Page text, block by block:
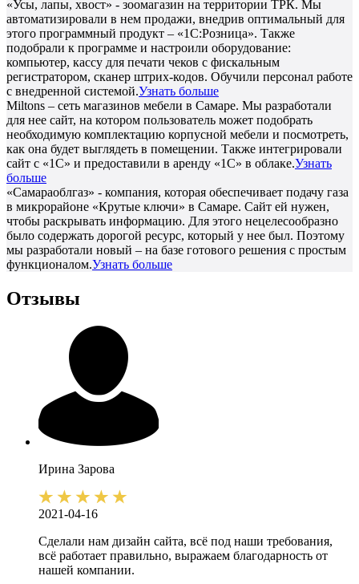
«Усы, лапы, хвост» - зоомагазин на территории ТРК. Мы
автоматизировали в нем продажи, внедрив оптимальный для
этого программный продукт – «1С:Розница». Также
подобрали к программе и настроили оборудование:
компьютер, кассу для печати чеков с фискальным
регистратором, сканер штрих-кодов. Обучили персонал работе
с внедренной системой.Узнать больше
Miltons – сеть магазинов мебели в Самаре. Мы разработали
для нее сайт, на котором пользователь может подобрать
необходимую комплектацию корпусной мебели и посмотреть,
как она будет выглядеть в помещении. Также интегрировали
сайт с «1С» и предоставили в аренду «1С» в облаке.Узнать
больше
«Самараоблгаз» - компания, которая обеспечивает подачу газа
в микрорайоне «Крутые ключи» в Самаре. Сайт ей нужен,
чтобы раскрывать информацию. Для этого нецелесообразно
было содержать дорогой ресурс, который у нее был. Поэтому
мы разработали новый – на базе готового решения с простым
функционалом.Узнать больше
Отзывы
Ирина Зарова
2021-04-16
Сделали нам дизайн сайта, всё под наши требования,
всё работает правильно, выражаем благодарность от
нашей компании.